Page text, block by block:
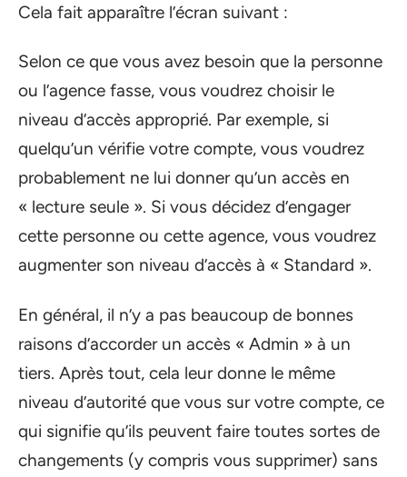
Cela fait apparaître l’écran suivant :
Selon ce que vous avez besoin que la personne
ou l’agence fasse, vous voudrez choisir le
niveau d’accès approprié. Par exemple, si
quelqu’un vérifie votre compte, vous voudrez
probablement ne lui donner qu’un accès en
« lecture seule ». Si vous décidez d’engager
cette personne ou cette agence, vous voudrez
augmenter son niveau d’accès à « Standard ».
En général, il n’y a pas beaucoup de bonnes
raisons d’accorder un accès « Admin » à un
tiers. Après tout, cela leur donne le même
niveau d’autorité que vous sur votre compte, ce
qui signifie qu’ils peuvent faire toutes sortes de
changements (y compris vous supprimer) sans